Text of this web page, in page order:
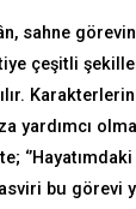
sahne
çeşitli
yardımcı
bu görevi